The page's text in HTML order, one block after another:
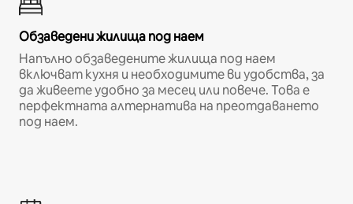
Обзаведени жилища под наем
Напълно обзаведените жилища под наем
включват кухня и необходимите ви удобства, за
да живеете удобно за месец или повече. Това е
перфектната алтернатива на преотдаването
под наем.